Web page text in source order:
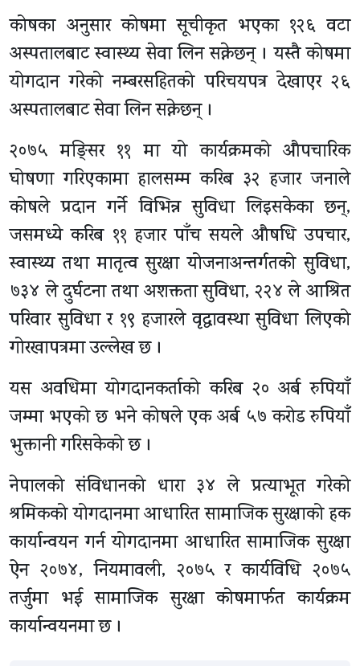
कोषका अनुसार कोषमा सूचीकृत भएका १२६ वटा
अस्पतालबाट स्वास्थ्य सेवा लिन सक्नेछन् । यस्तै कोषमा
योगदान गरेको नम्बरसहितको परिचयपत्र देखाएर २६
अस्पतालबाट सेवा लिन सक्नेछन् ।
२०७५ मङ्सिर ११ मा यो कार्यक्रमको औपचारिक
घोषणा गरिएकामा हालसम्म करिब ३२ हजार जनाले
कोषले प्रदान गर्ने विभिन्न सुविधा लिइसकेका छन्,
जसमध्ये करिब ११ हजार पाँच सयले औषधि उपचार,
स्वास्थ्य तथा मातृत्व सुरक्षा योजनाअन्तर्गतको सुविधा,
७३४ ले दुर्घटना तथा अशक्तता सुविधा, २२४ ले आश्रित
परिवार सुविधा र १९ हजारले वृद्धावस्था सुविधा लिएको
गोरखापत्रमा उल्लेख छ ।
यस अवधिमा योगदानकर्ताको करिब २० अर्ब रुपियाँ
जम्मा भएको छ भने कोषले एक अर्ब ५७ करोड रुपियाँ
भुक्तानी गरिसकेको छ ।
नेपालको संविधानको धारा ३४ ले प्रत्याभूत गरेको
श्रमिकको योगदानमा आधारित सामाजिक सुरक्षाको हक
कार्यान्वयन गर्न योगदानमा आधारित सामाजिक सुरक्षा
ऐन २०७४, नियमावली, २०७५ र कार्यविधि २०७५
तर्जुमा भई सामाजिक सुरक्षा कोषमार्फत कार्यक्रम
कार्यान्वयनमा छ ।